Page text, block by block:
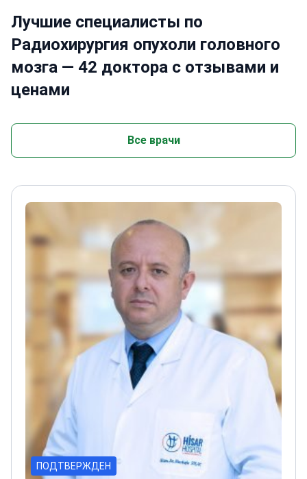
Лучшие специалисты по
Радиохирургия опухоли головного
мозга — 42 доктора с отзывами и
ценами
Все врачи
ПОДТВЕРЖДЕН